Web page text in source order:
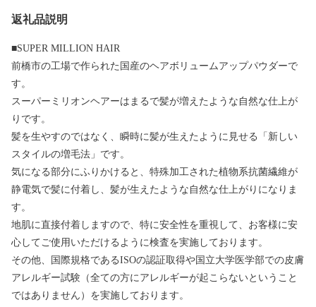
返礼品説明
■SUPER MILLION HAIR
前橋市の工場で作られた国産のヘアボリュームアップパウダーで
す。
スーパーミリオンヘアーはまるで髪が増えたような自然な仕上が
りです。
髪を生やすのではなく、瞬時に髪が生えたように見せる「新しい
スタイルの増毛法」です。
気になる部分にふりかけると、特殊加工された植物系抗菌繊維が
静電気で髪に付着し、髪が生えたような自然な仕上がりになりま
す。
地肌に直接付着しますので、特に安全性を重視して、お客様に安
心してご使用いただけるように検査を実施しております。
その他、国際規格であるISOの認証取得や国立大学医学部での皮膚
アレルギー試験（全ての方にアレルギーが起こらないということ
ではありません）を実施しております。